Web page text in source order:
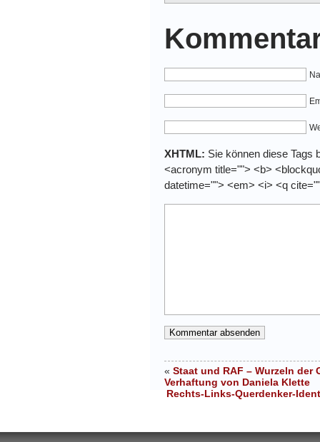
XHTML: Sie können diese Tags
<acronym title=""> <b>
datetime=""> <em> <i> <q
« Staat und RAF – Wurzeln
Verhaftung von Daniela Klette
Rechts-Links-Querdenker-